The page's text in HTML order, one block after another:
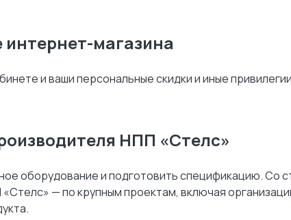
магазина
и ваши персональные скидки и иные
НПП «Стелс»
оборудование и подготовить спецификацию. Со
— по крупным проектам, включая